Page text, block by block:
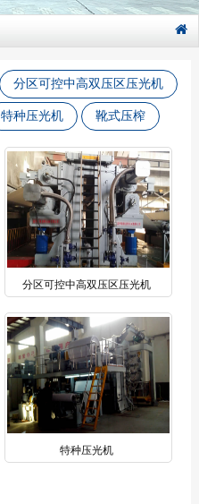
分区可控中高双压区压光机
特种压光机 靴式压榨
分区可控中高双压区压光机
特种压光机